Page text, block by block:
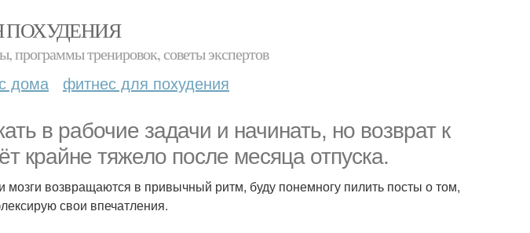
ПОХУДЕНИЯ
тренировок, советы экспертов
дома фитнес для похудения
в рабочие задачи и начинать, но возврат к
крайне тяжело после месяца отпуска.
мозги возвращаются в привычный ритм, буду понемногу пилить посты о том,
свои впечатления.